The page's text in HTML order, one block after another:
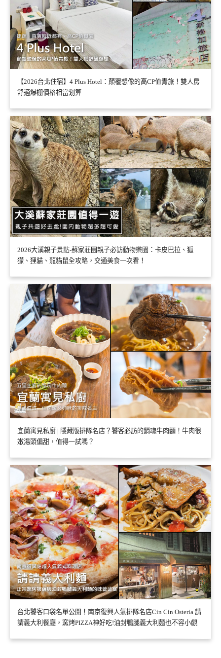
【2026台北住宿】4 Plus Hotel：顛覆想像的高CP值青旅！雙人房
舒適爆棚價格相當划算
2026大溪親子景點-蘇家莊園親子必訪動物樂園：卡皮巴拉、狐
獴、狸貓、龍貓鼠全攻略，交通美食一次看！
宜蘭寓見私廚 | 隱藏版排隊名店？饕客必訪的銷魂牛肉麵！牛肉很
嫩湯頭偏甜，值得一試嗎？
台北饕客口袋名單公開！南京復興人氣排隊名店Cin Cin Osteria 請
請義大利餐廳，窯烤PIZZA神好吃!油封鴨腿義大利麵也不容小覷